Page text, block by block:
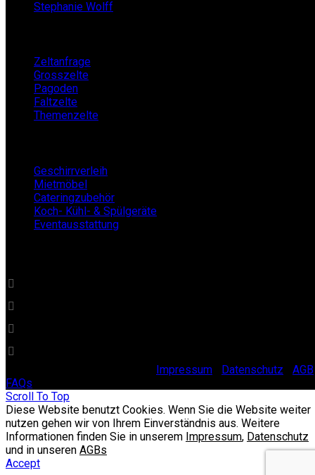
Stephanie Wolff
Zeltanfrage
Grosszelte
Pagoden
Faltzelte
Themenzelte
Geschirrverleih
Mietmöbel
Cateringzubehör
Koch- Kühl- & Spülgeräte
Eventausstattung
Impressum Datenschutz AGB
FAQs
Scroll To Top
Diese Website benutzt Cookies. Wenn Sie die Website weiter
nutzen gehen wir von Ihrem Einverständnis aus. Weitere
Informationen finden Sie in unserem Impressum, Datenschutz
und in unseren AGBs
Accept